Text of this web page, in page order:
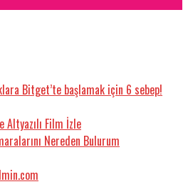
Bitget’te başlamak için 6 sebep!
Film İzle
Nereden Bulurum